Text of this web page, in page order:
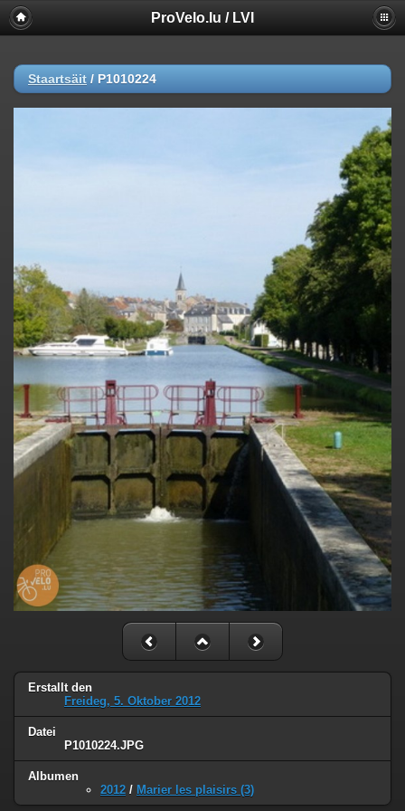
ProVelo.lu / LVI
Staartsäit / P1010224
Erstallt den
Freideg, 5. Oktober 2012
Datei
P1010224.JPG
Albumen
2012 / Marier les plaisirs (3)